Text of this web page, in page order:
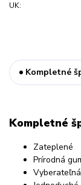
UK:
Kompletné
Kompletné
Zateplené
Prírodná